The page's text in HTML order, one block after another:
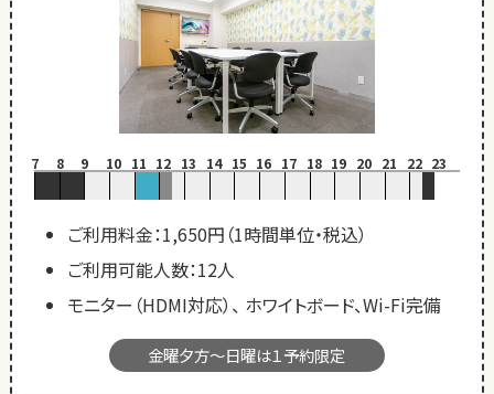
7 8 9 10 11 12 13 14 15 16 17 18 19 20 21 22 23
ご利用料金：1,650円（1時間単位・税込）
ご利用可能人数：12人
モニター（HDMI対応）、 ホワイトボード、Wi-Fi完備
金曜夕方～日曜は１予約限定